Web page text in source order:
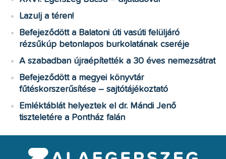
Lazulj a téren!
Befejeződött a Balatoni úti vasúti felüljáró
rézsűkúp betonlapos burkolatának cseréje
A szabadban újraépítették a 30 éves nemezsátrat
Befejeződött a megyei könyvtár
fűtéskorszerűsítése – sajtótájékoztató
Emléktáblát helyeztek el dr. Mándi Jenő
tiszteletére a Pontház falán